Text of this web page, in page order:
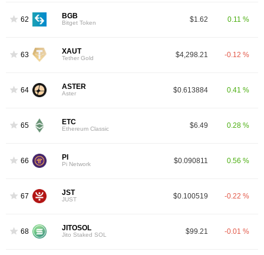
62 BGB
Bitget Token $1.62 0.11 %
63 XAUT
Tether Gold $4,298.21 -0.12 %
64 ASTER
Aster $0.613884 0.41 %
65 ETC
Ethereum Classic $6.49 0.28 %
66 PI
Pi Network $0.090811 0.56 %
67 JST
JUST $0.100519 -0.22 %
68 JITOSOL
Jito Staked SOL $99.21 -0.01 %